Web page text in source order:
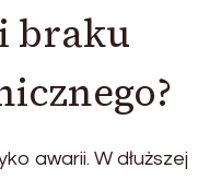
braku
awarii. W dłuższej